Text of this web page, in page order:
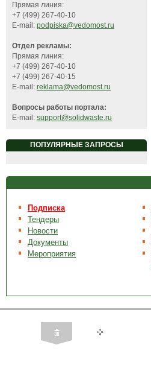
Прямая линия:
+7 (499) 267-40-10
E-mail: podpiska@vedomost.ru
Отдел рекламы:
Прямая линия:
+7 (499) 267-40-10
+7 (499) 267-40-15
E-mail: reklama@vedomost.ru
Вопросы работы портала:
E-mail: support@solidwaste.ru
ПОПУЛЯРНЫЕ ЗАПРОСЫ
Подписка
Тендеры
Новости
Документы
Мероприятия